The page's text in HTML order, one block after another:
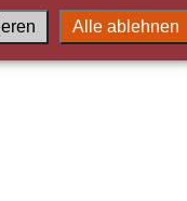
Alle ablehnen